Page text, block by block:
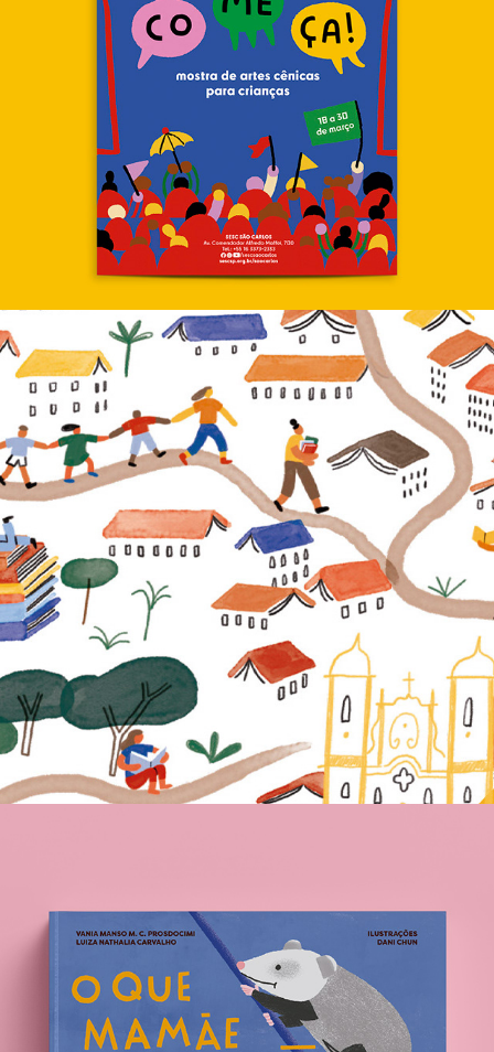
Mostra de artes cênicas CO-ME-ÇA!
Publicação Rotas e Redes Literárias
Livro O que mamãe leva na bolsa?